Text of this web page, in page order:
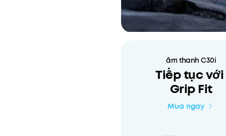
âm thanh C30i
Tiếp tục
Grip Fit
Mua ngay